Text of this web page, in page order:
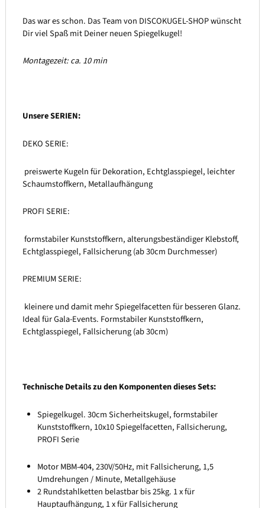
Das war es schon. Das Team von DISCOKUGEL-SHOP wünscht
Dir viel Spaß mit Deiner neuen Spiegelkugel!
Montagezeit: ca. 10 min
Unsere SERIEN:
DEKO SERIE:
preiswerte Kugeln für Dekoration, Echtglasspiegel, leichter
Schaumstoffkern, Metallaufhängung
PROFI SERIE:
formstabiler Kunststoffkern, alterungsbeständiger Klebstoff,
Echtglasspiegel, Fallsicherung (ab 30cm Durchmesser)
PREMIUM SERIE:
kleinere und damit mehr Spiegelfacetten für besseren Glanz.
Ideal für Gala-Events. Formstabiler Kunststoffkern,
Echtglasspiegel, Fallsicherung (ab 30cm)
Technische Details zu den Komponenten dieses Sets:
Spiegelkugel. 30cm Sicherheitskugel, formstabiler
Kunststoffkern, 10x10 Spiegelfacetten, Fallsicherung,
PROFI Serie
Motor MBM-404, 230V/50Hz, mit Fallsicherung, 1,5
Umdrehungen / Minute, Metallgehäuse
2 Rundstahlketten belastbar bis 25kg. 1 x für
Hauptaufhängung, 1 x für Fallsicherung